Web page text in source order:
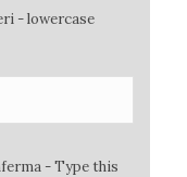
- lowercase
- Type this